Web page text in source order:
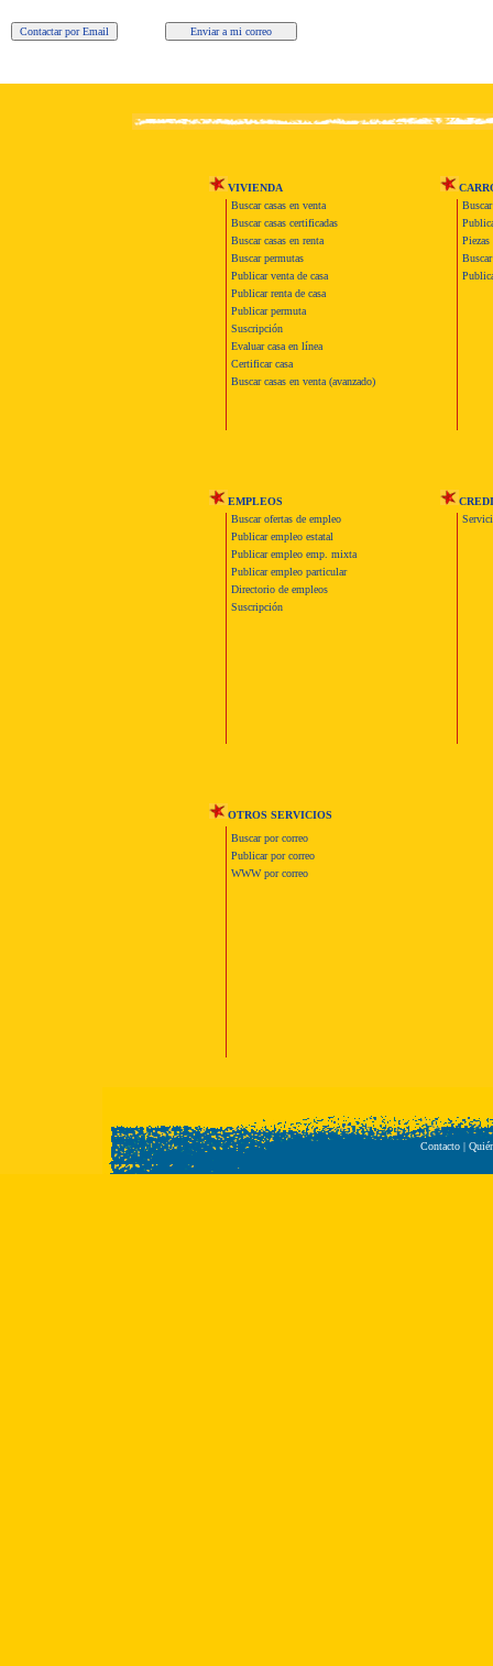
VIVIENDA
Buscar casas en venta
Buscar casas certificadas
Buscar casas en renta
Buscar permutas
Publicar venta de casa
Publicar renta de casa
Publicar permuta
Suscripción
Evaluar casa en línea
Certificar casa
Buscar casas en venta (avanzado)
Piezas
EMPLEOS
Buscar ofertas de empleo
Publicar empleo estatal
Publicar empleo emp. mixta
Publicar empleo particular
Directorio de empleos
Suscripción
OTROS SERVICIOS
Buscar por correo
Publicar por correo
WWW por correo
Contacto|